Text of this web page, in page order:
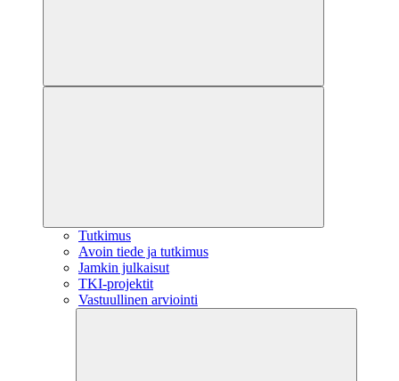
Tutkimus
Avoin tiede ja tutkimus
Jamkin julkaisut
TKI-projektit
Vastuullinen arviointi